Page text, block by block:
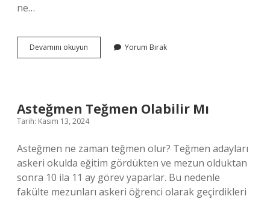
ne…
Devamını okuyun
Arıtma
Yorum Bırak
Asteğmen Teğmen Olabilir Mı
Tarih: Kasım 13, 2024
Asteğmen ne zaman teğmen olur? Teğmen adayları
askeri okulda eğitim gördükten ve mezun olduktan
sonra 10 ila 11 ay görev yaparlar. Bu nedenle
fakülte mezunları askeri öğrenci olarak geçirdikleri